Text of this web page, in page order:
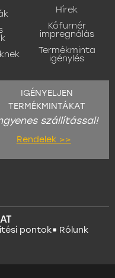
Hírek
Kőfurnér
impregnálás
Termékminta
igénylés
IGÉNYELJEN
TERMÉKMINTÁKAT
szállítással!
Rendelek >>
pontok Rólunk